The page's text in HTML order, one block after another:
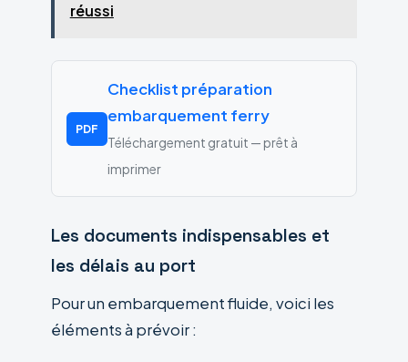
réussi
PDF
Checklist préparation
embarquement ferry
Téléchargement gratuit — prêt à
imprimer
Les documents indispensables et
les délais au port
Pour un embarquement fluide, voici les
éléments à prévoir :